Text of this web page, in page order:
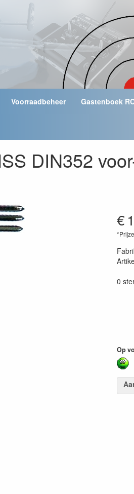
Voorraadbeheer Gastenboek
DIN352
€
0
Op